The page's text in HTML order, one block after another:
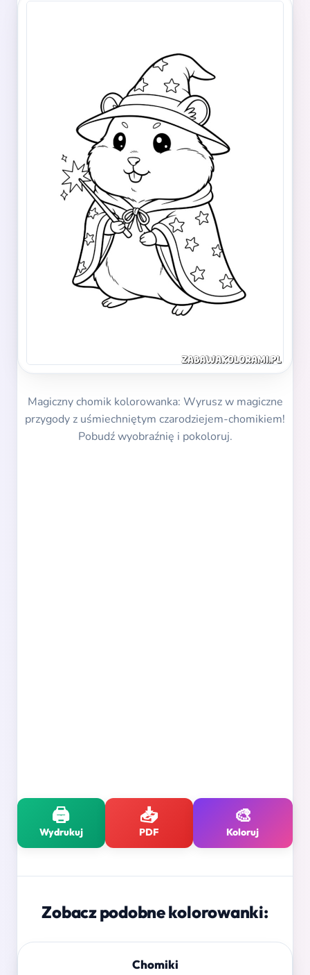
Magiczny chomik kolorowanka: Wyrusz w magiczne
przygody z uśmiechniętym czarodziejem-chomikiem!
Pobudź wyobraźnię i pokoloruj.
🖨️
Wydrukuj
📥
PDF
🎨
Koloruj
Zobacz podobne kolorowanki:
Chomiki